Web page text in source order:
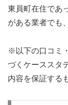
東員町在住であ
がある業者でも
※以下の口コミ
づくケーススタ
内容を保証する